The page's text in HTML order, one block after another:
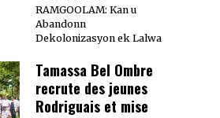
RAMGOOLAM: Kan u
Abandonn
Dekolonizasyon ek Lalwa
Tamassa Bel Ombre
recrute des jeunes
Rodriguais et mise